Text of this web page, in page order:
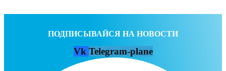
ПОДПИСЫВАЙСЯ НА НОВОСТИ
Vk Telegram-plane